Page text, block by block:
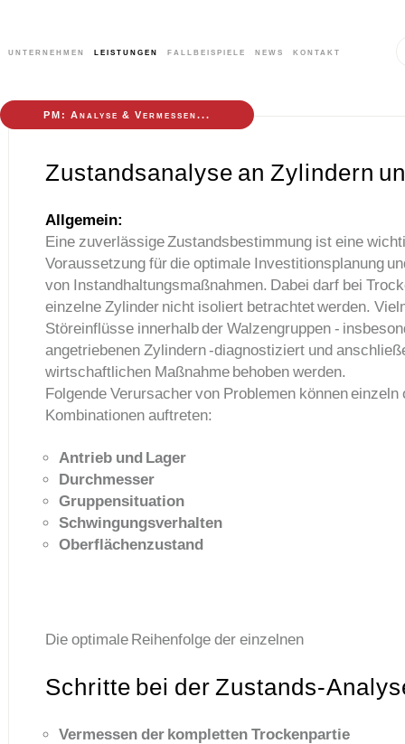
unternehmen leistungen fallbeispiele news kontakt
PM: Analyse & Vermessen...
Zustandsanalyse an Zylindern
Allgemein:
Eine zuverlässige Zustandsbestimmung ist eine
Voraussetzung für die optimale Investitionsplanung
von Instandhaltungsmaßnahmen. Dabei darf bei
einzelne Zylinder nicht isoliert betrachtet werden.
Störeinflüsse innerhalb der Walzengruppen -
angetriebenen Zylindern -diagnostiziert und
wirtschaftlichen Maßnahme behoben werden.
Folgende Verursacher von Problemen können einzeln
Kombinationen auftreten:
Antrieb und Lager
Durchmesser
Gruppensituation
Schwingungsverhalten
Oberflächenzustand
Die optimale Reihenfolge der einzelnen
Schritte bei der Zustands-
Vermessen der kompletten Trockenpartie